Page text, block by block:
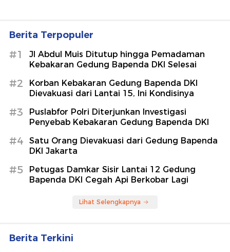
Berita Terpopuler
#1
Jl Abdul Muis Ditutup hingga Pemadaman
Kebakaran Gedung Bapenda DKI Selesai
#2
Korban Kebakaran Gedung Bapenda DKI
Dievakuasi dari Lantai 15, Ini Kondisinya
#3
Puslabfor Polri Diterjunkan Investigasi
Penyebab Kebakaran Gedung Bapenda DKI
#4
Satu Orang Dievakuasi dari Gedung Bapenda
DKI Jakarta
#5
Petugas Damkar Sisir Lantai 12 Gedung
Bapenda DKI Cegah Api Berkobar Lagi
Lihat Selengkapnya
Berita Terkini